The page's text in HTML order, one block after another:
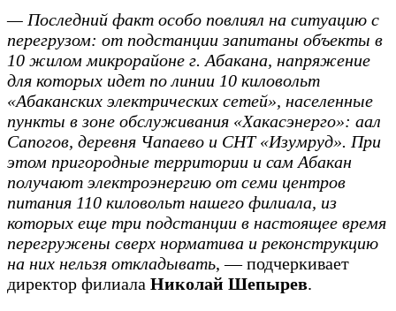
— Последний факт особо повлиял на ситуацию с
перегрузом: от подстанции запитаны объекты в
10 жилом микрорайоне г. Абакана, напряжение
для которых идет по линии 10 киловольт
«Абаканских электрических сетей», населенные
пункты в зоне обслуживания «Хакасэнерго»: аал
Сапогов, деревня Чапаево и СНТ «Изумруд». При
этом пригородные территории и сам Абакан
получают электроэнергию от семи центров
питания 110 киловольт нашего филиала, из
которых еще три подстанции в настоящее время
перегружены сверх норматива и реконструкцию
на них нельзя откладывать, — подчеркивает
директор филиала Николай Шепырев.